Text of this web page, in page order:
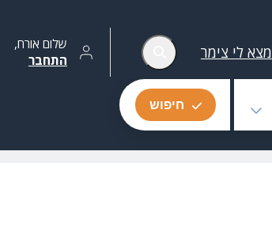
מצא לי צימר שלום אורח,
התחבר
חיפוש